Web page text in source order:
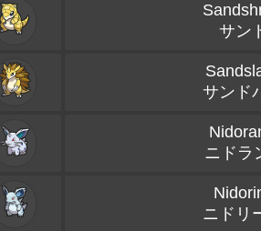
サン
サンド
ニドラ
ニドリ